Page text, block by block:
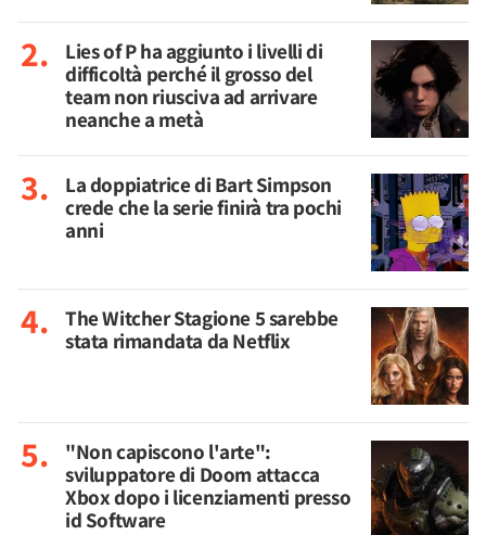
Lies of P ha aggiunto i livelli di
difficoltà perché il grosso del
team non riusciva ad arrivare
neanche a metà
La doppiatrice di Bart Simpson
crede che la serie finirà tra pochi
anni
The Witcher Stagione 5 sarebbe
stata rimandata da Netflix
"Non capiscono l'arte":
sviluppatore di Doom attacca
Xbox dopo i licenziamenti presso
id Software